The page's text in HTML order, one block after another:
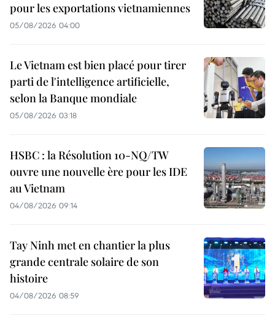
pour les exportations vietnamiennes
05/08/2026 04:00
Le Vietnam est bien placé pour tirer
parti de l'intelligence artificielle,
selon la Banque mondiale
05/08/2026 03:18
HSBC : la Résolution 10-NQ/TW
ouvre une nouvelle ère pour les IDE
au Vietnam
04/08/2026 09:14
Tay Ninh met en chantier la plus
grande centrale solaire de son
histoire
04/08/2026 08:59